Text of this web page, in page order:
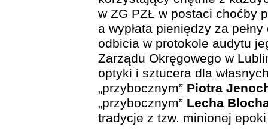
w ZG PZŁ w postaci choćby
a wypłata pieniędzy za
odbicia w protokole audytu
Zarządu Okręgowego w
optyki i sztucera dla
„przybocznym” Piotra
„przybocznym” Lecha
tradycje z tzw. minionej